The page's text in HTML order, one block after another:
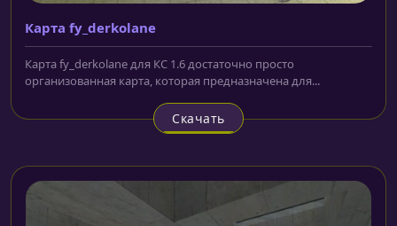
Карта fy_derkolane
Карта fy_derkolane для КС 1.6 достаточно просто
организованная карта, которая предназначена для...
Скачать